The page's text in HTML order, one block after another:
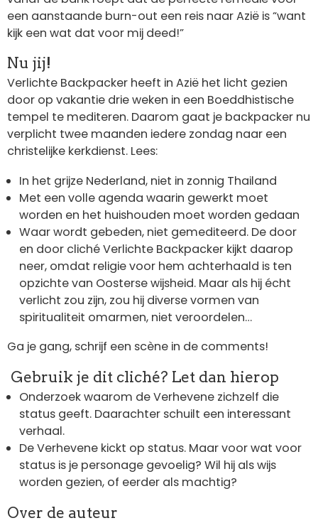
een aanstaande burn-out een reis naar Azië is “want
kijk een wat dat voor mij deed!”
Nu jij!
Verlichte Backpacker heeft in Azië het licht gezien
door op vakantie drie weken in een Boeddhistische
tempel te mediteren. Daarom gaat je backpacker nu
verplicht twee maanden iedere zondag naar een
christelijke kerkdienst. Lees:
In het grijze Nederland, niet in zonnig Thailand
Met een volle agenda waarin gewerkt moet
worden en het huishouden moet worden gedaan
Waar wordt gebeden, niet gemediteerd. De door
en door cliché Verlichte Backpacker kijkt daarop
neer, omdat religie voor hem achterhaald is ten
opzichte van Oosterse wijsheid. Maar als hij écht
verlicht zou zijn, zou hij diverse vormen van
spiritualiteit omarmen, niet veroordelen…
Ga je gang, schrijf een scène in de comments!
Gebruik je dit cliché? Let dan hierop
Onderzoek waarom de Verhevene zichzelf die
status geeft. Daarachter schuilt een interessant
verhaal.
De Verhevene kickt op status. Maar voor wat voor
status is je personage gevoelig? Wil hij als wijs
worden gezien, of eerder als machtig?
Over de auteur